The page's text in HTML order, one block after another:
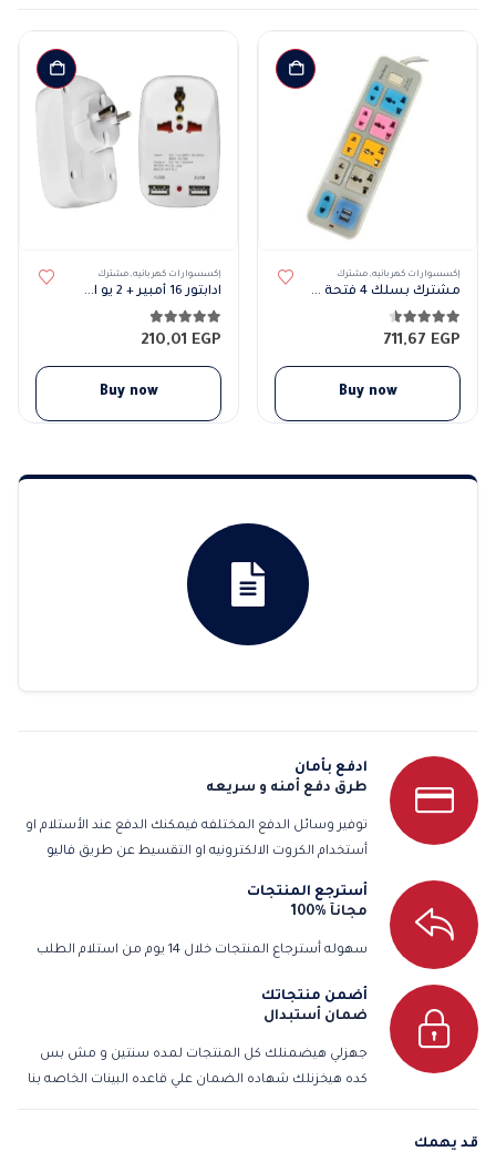
إكسسوارات كهربائيه, مشترك
مشترك بسلك 4 فتحة + 4 عادة + 2USB بالمفتاح
4.44من 5
711,67 EGP
Buy now
إكسسوارات كهربائيه, مشترك
ادابتور 16 أمبير + 2 يو اس بي
4.88من 5
210,01 EGP
Buy now
ادفع بأمان
طرق دفع أمنه و سريعه
توفير وسائل الدفع المختلفه فيمكنك الدفع عند الأستلام او
أستخدام الكروت الالكترونيه او التقسيط عن طريق فاليو
أسترجع المنتجات
مجانآ %100
سهوله أسترجاع المنتجات خلال 14 يوم من استلام الطلب
أضمن منتجاتك
ضمان أستبدال
جهزلي هيضمنلك كل المنتجات لمده سنتين و مش بس
كده هيخزنلك شهاده الضمان علي قاعده البينات الخاصه بنا
قد يهمك